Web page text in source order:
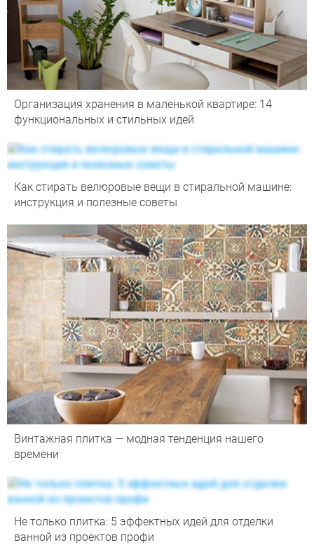
Организация хранения в маленькой квартире: 14
функциональных и стильных идей
Как стирать велюровые вещи в стиральной машине:
инструкция и полезные советы
Винтажная плитка — модная тенденция нашего
времени
Не только плитка: 5 эффектных идей для отделки
ванной из проектов профи